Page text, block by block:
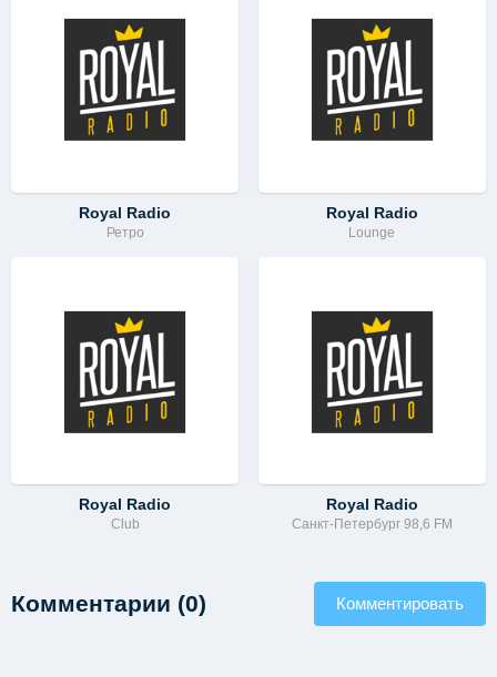
Royal Radio
Ретро
Royal Radio
Lounge
Royal Radio
Club
Royal Radio
Санкт-Петербург 98,6 FM
Комментарии (0) Комментировать